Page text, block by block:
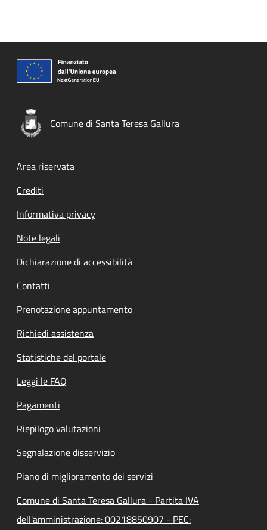
Comune di Santa Teresa Gallura
Footer menu
Area riservata
Crediti
Informativa privacy
Note legali
Dichiarazione di accessibilità
Contatti
Prenotazione appuntamento
Richiedi assistenza
Statistiche del portale
Leggi le FAQ
Pagamenti
Riepilogo valutazioni
Segnalazione disservizio
Piano di miglioramento dei servizi
Comune di Santa Teresa Gallura - Partita IVA
dell'amministrazione: 00218850907 - PEC: